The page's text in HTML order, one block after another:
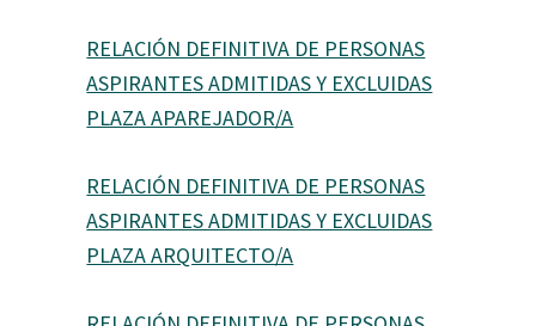
RELACIÓN DEFINITIVA DE PERSONAS
ASPIRANTES ADMITIDAS Y EXCLUIDAS
PLAZA APAREJADOR/A
RELACIÓN DEFINITIVA DE PERSONAS
ASPIRANTES ADMITIDAS Y EXCLUIDAS
PLAZA ARQUITECTO/A